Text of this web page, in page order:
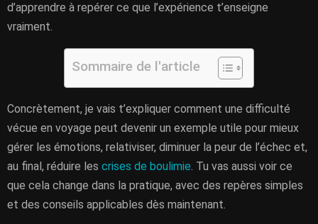
d’apprendre à repérer ce que l’expérience t’enseigne
vraiment.
Sommaire de l'article
Concrètement, je vais t’expliquer comment une difficulté
vécue en voyage peut devenir un exemple utile pour mieux
gérer les émotions, relativiser, diminuer la peur de l’échec et,
au final, réduire les crises de boulimie. Tu vas aussi voir ce
que cela change dans la pratique, avec des repères simples
et des conseils applicables dès maintenant.